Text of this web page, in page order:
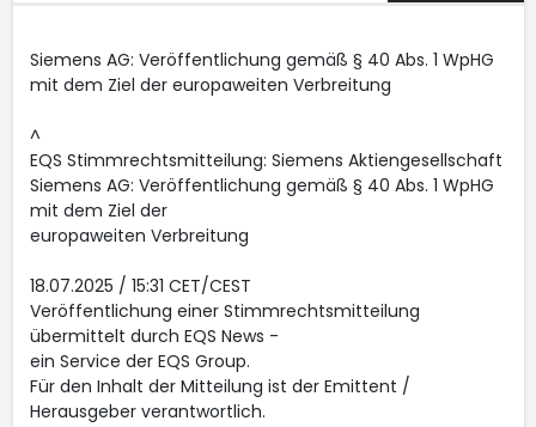
Siemens AG: Veröffentlichung gemäß § 40 Abs. 1 WpHG
mit dem Ziel der europaweiten Verbreitung
^
EQS Stimmrechtsmitteilung: Siemens Aktiengesellschaft
Siemens AG: Veröffentlichung gemäß § 40 Abs. 1 WpHG
mit dem Ziel der
europaweiten Verbreitung
18.07.2025 / 15:31 CET/CEST
Veröffentlichung einer Stimmrechtsmitteilung
übermittelt durch EQS News -
ein Service der EQS Group.
Für den Inhalt der Mitteilung ist der Emittent /
Herausgeber verantwortlich.